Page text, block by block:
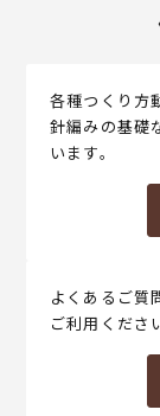
各種つくり方
針編みの基礎
います。
よくあるご質
ご利用くださ